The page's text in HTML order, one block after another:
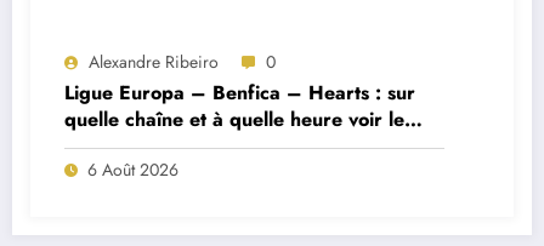
Alexandre Ribeiro 0
Ligue Europa – Benfica – Hearts : sur
quelle chaîne et à quelle heure voir le
match ?
6 Août 2026